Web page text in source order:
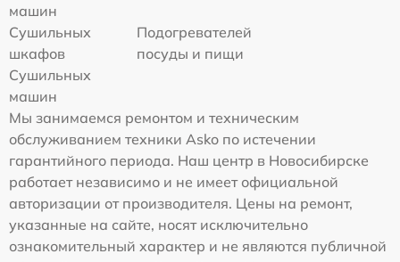
машин
Сушильных
шкафов
Подогревателей
посуды и пищи
Сушильных
машин
Мы занимаемся ремонтом и техническим
обслуживанием техники Asko по истечении
гарантийного периода. Наш центр в Новосибирске
работает независимо и не имеет официальной
авторизации от производителя. Цены на ремонт,
указанные на сайте, носят исключительно
ознакомительный характер и не являются публичной